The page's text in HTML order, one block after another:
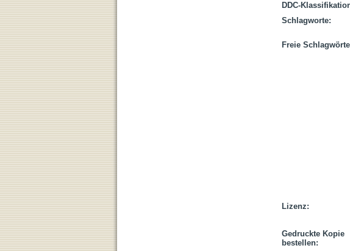
DDC-
Schlagworte:
Freie
Lizenz:
Gedruckte Kopie
bestellen: